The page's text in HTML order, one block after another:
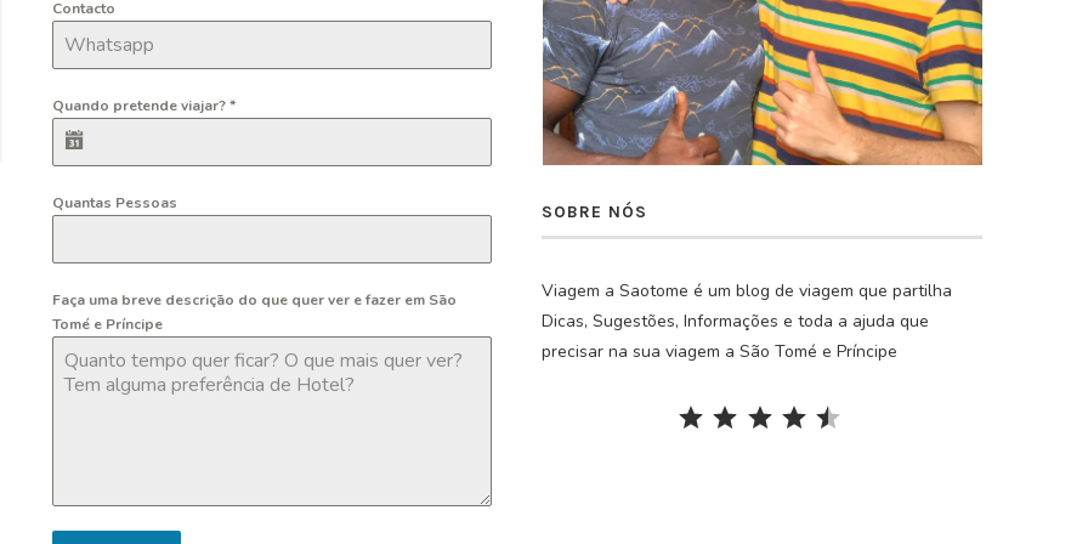
Contacto
Quando pretende viajar?*
Quantas Pessoas
Faça uma breve descrição do que quer ver e fazer em São
Tomé e Príncipe
SOBRE NÓS
Viagem a Saotome é um blog de viagem que partilha
Dicas, Sugestões, Informações e toda a ajuda que
precisar na sua viagem a São Tomé e Príncipe